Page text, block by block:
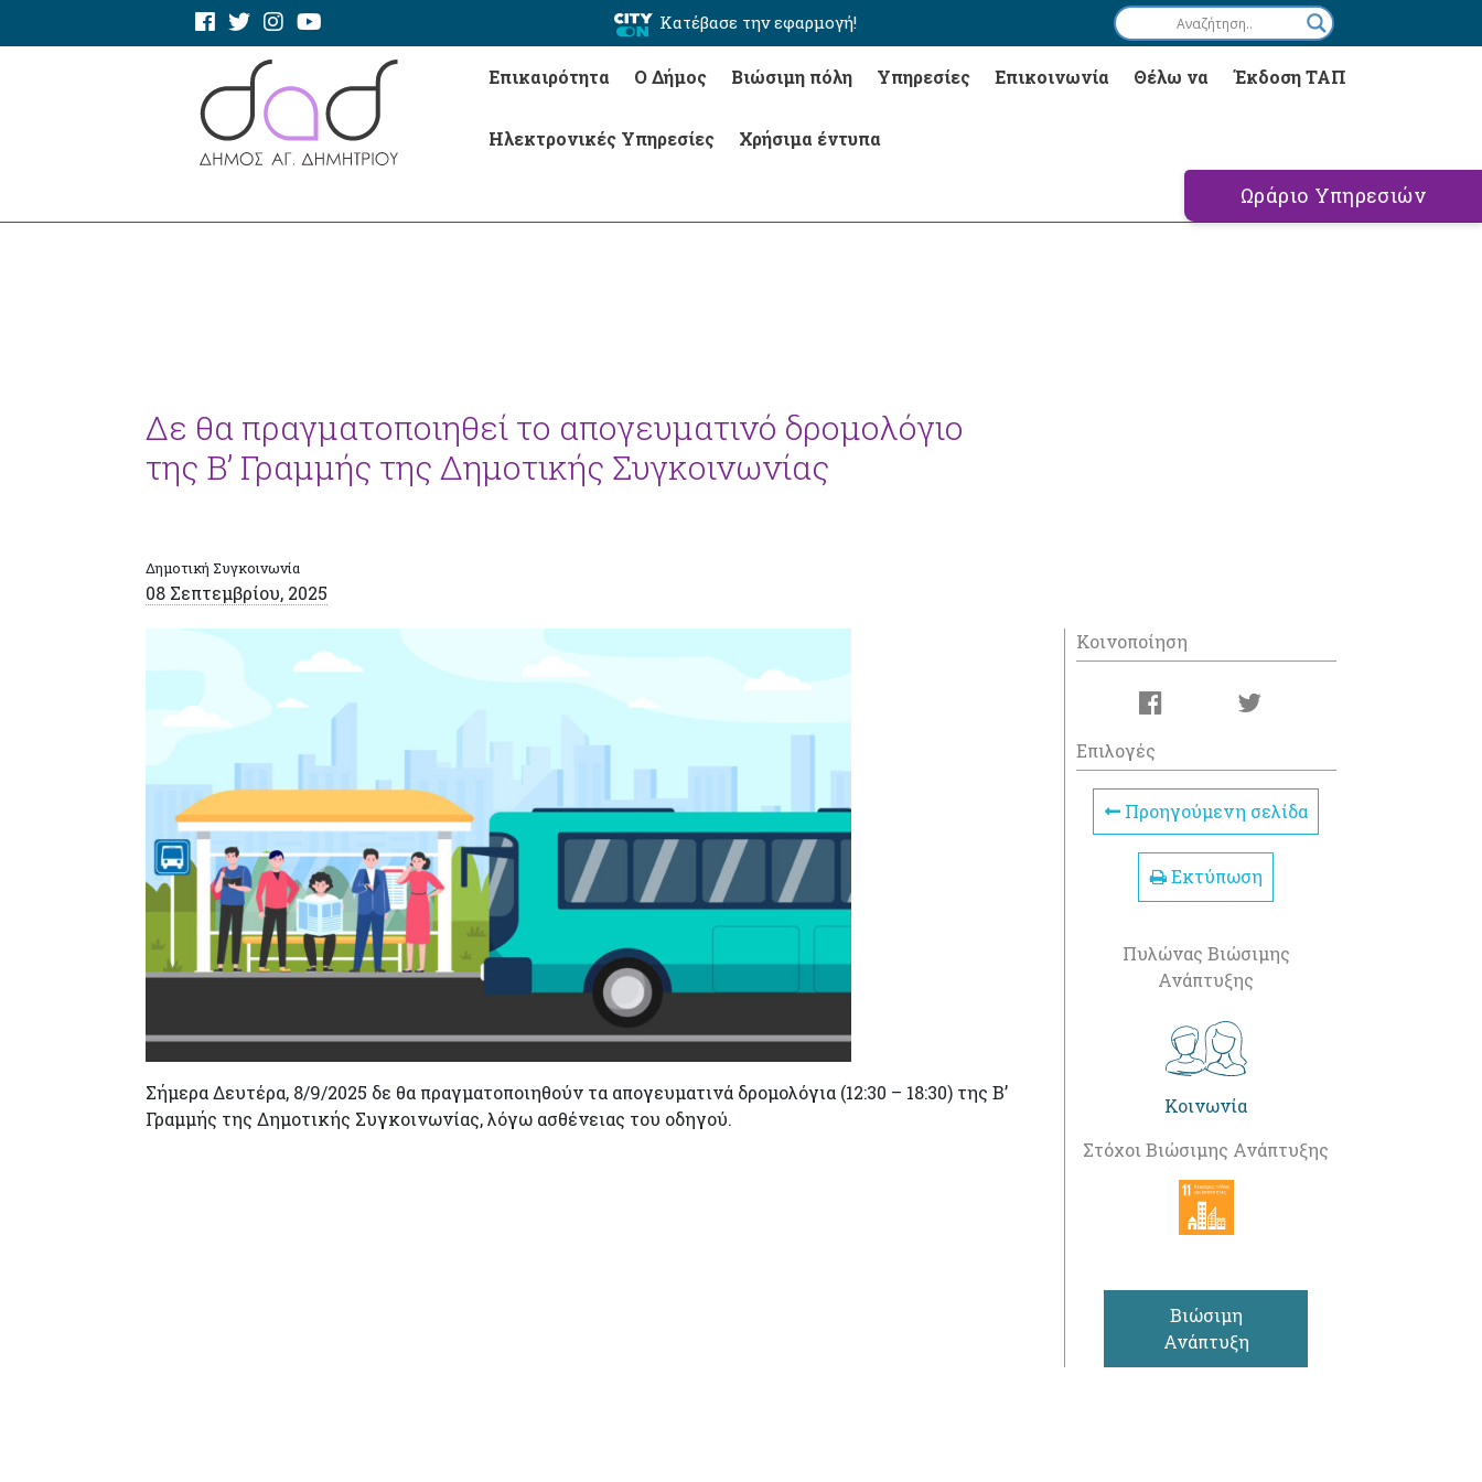
Κατέβασε την εφαρμογή!
Επικαιρότητα Ο Δήμος Βιώσιμη πόλη Υπηρεσίες Επικοινωνία Θέλω να Έκδοση ΤΑΠ
Ηλεκτρονικές Υπηρεσίες Χρήσιμα έντυπα
Ωράριο Υπηρεσιών
Δε θα πραγματοποιηθεί το απογευματινό δρομολόγιο
της Β’ Γραμμής της Δημοτικής Συγκοινωνίας
Δημοτική Συγκοινωνία
08 Σεπτεμβρίου, 2025
Σήμερα Δευτέρα, 8/9/2025 δε θα πραγματοποιηθούν τα απογευματινά δρομολόγια (12:30 – 18:30) της Β’
Γραμμής της Δημοτικής Συγκοινωνίας, λόγω ασθένειας του οδηγού.
Κοινοποίηση
Επιλογές
Προηγούμενη σελίδα
Εκτύπωση
Πυλώνας Βιώσιμης
Ανάπτυξης
Κοινωνία
Στόχοι Βιώσιμης Ανάπτυξης
Βιώσιμη
Ανάπτυξη